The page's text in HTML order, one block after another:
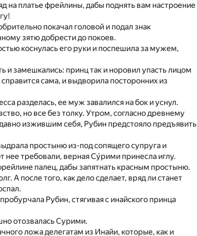
на платье фрейлины, дабы поднять вам настроение
покачал головой и подал знак
зятю добрести до покоев.
коснулась его руки и поспешила за мужем,
и замешкались: принц так и норовил упасть лицом
сама, и выдворила посторонних из
разделась, ее муж завалился на бок и уснул.
но все без толку. Утром, согласно древнему
изжившим себя, Рубин предстояло предъявить
простыню из-под сопящего супруга и
нее требовали, верная Сýрими принесла иглу.
палец, дабы запятнать красным простыню.
А после того, как дело сделает, вряд ли станет
Рубин, стягивая с инайского принца
отозвалась Сурими.
ложа делегатам из Инайи, которые, как и